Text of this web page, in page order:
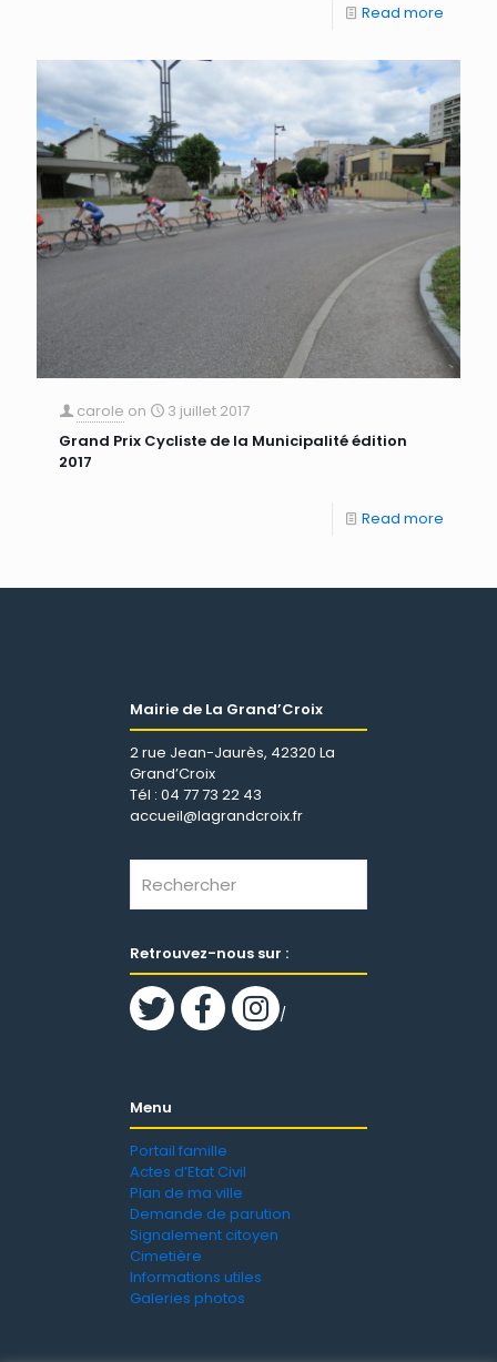
Read more
carole on
3 juillet 2017
Grand Prix Cycliste de la Municipalité édition
2017
Read more
Mairie de La Grand’Croix
2 rue Jean-Jaurès, 42320 La
Grand’Croix
Tél : 04 77 73 22 43
accueil@lagrandcroix.fr
Retrouvez-nous sur :
/
Menu
Portail famille
Actes d’Etat Civil
Plan de ma ville
Demande de parution
Signalement citoyen
Cimetière
Informations utiles
Galeries photos